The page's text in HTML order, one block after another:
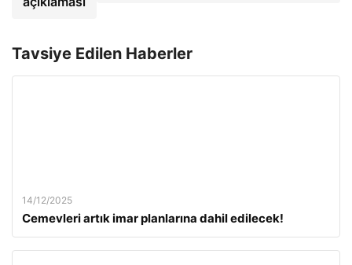
Tavsiye Edilen Haberler
14/12/2025
Cemevleri artık imar planlarına dahil edilecek!